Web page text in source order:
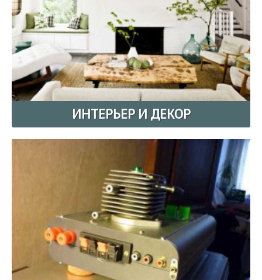
ИНТЕРЬЕР И ДЕКОР